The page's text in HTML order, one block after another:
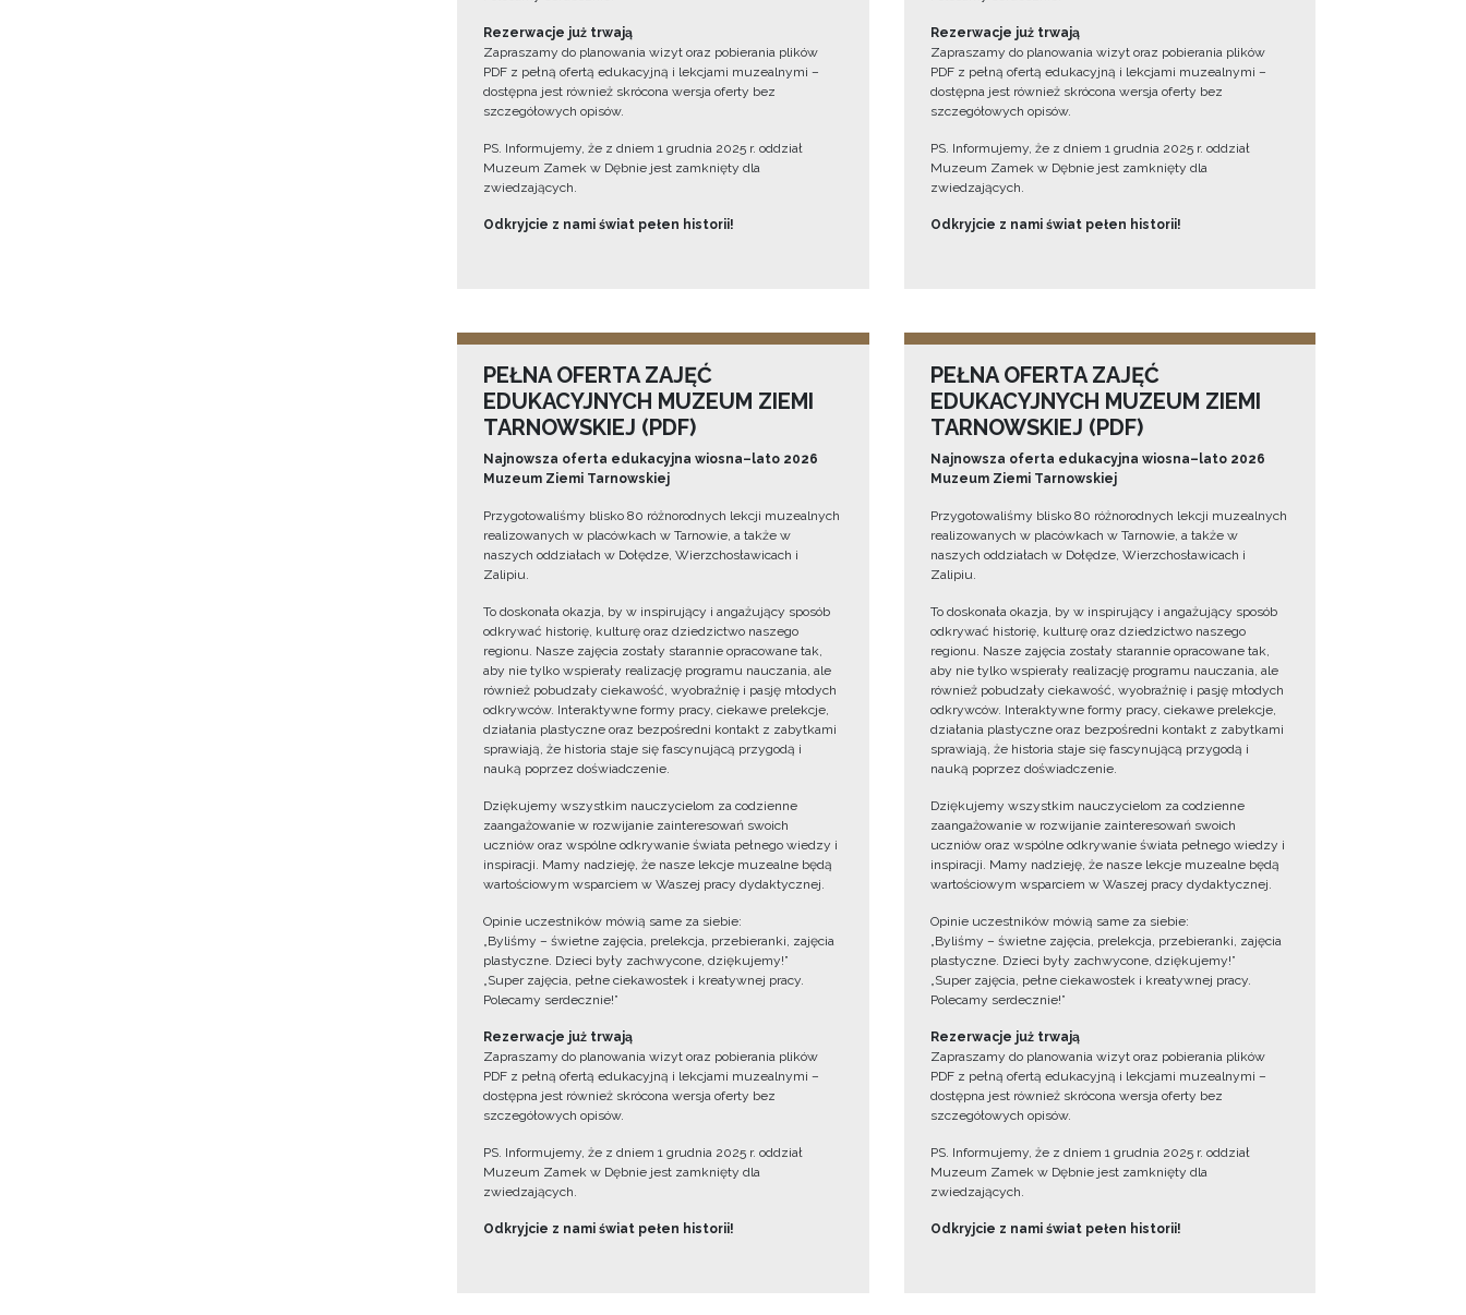
Rezerwacje już trwają
Zapraszamy do planowania wizyt oraz pobierania plików
PDF z pełną ofertą edukacyjną i lekcjami muzealnymi –
dostępna jest również skrócona wersja oferty bez
szczegółowych opisów.
PS. Informujemy, że z dniem 1 grudnia 2025 r. oddział
Muzeum Zamek w Dębnie jest zamknięty dla
zwiedzających.
Odkryjcie z nami świat pełen historii!
Rezerwacje już trwają
Zapraszamy do planowania wizyt oraz pobierania plików
PDF z pełną ofertą edukacyjną i lekcjami muzealnymi –
dostępna jest również skrócona wersja oferty bez
szczegółowych opisów.
PS. Informujemy, że z dniem 1 grudnia 2025 r. oddział
Muzeum Zamek w Dębnie jest zamknięty dla
zwiedzających.
Odkryjcie z nami świat pełen historii!
PEŁNA OFERTA ZAJĘĆ
EDUKACYJNYCH MUZEUM ZIEMI
TARNOWSKIEJ (PDF)
Najnowsza oferta edukacyjna wiosna–lato 2026
Muzeum Ziemi Tarnowskiej
Przygotowaliśmy blisko 80 różnorodnych lekcji muzealnych
realizowanych w placówkach w Tarnowie, a także w
naszych oddziałach w Dołędze, Wierzchosławicach i
Zalipiu.
To doskonała okazja, by w inspirujący i angażujący sposób
odkrywać historię, kulturę oraz dziedzictwo naszego
regionu. Nasze zajęcia zostały starannie opracowane tak,
aby nie tylko wspierały realizację programu nauczania, ale
również pobudzały ciekawość, wyobraźnię i pasję młodych
odkrywców. Interaktywne formy pracy, ciekawe prelekcje,
działania plastyczne oraz bezpośredni kontakt z zabytkami
sprawiają, że historia staje się fascynującą przygodą i
nauką poprzez doświadczenie.
Dziękujemy wszystkim nauczycielom za codzienne
zaangażowanie w rozwijanie zainteresowań swoich
uczniów oraz wspólne odkrywanie świata pełnego wiedzy i
inspiracji. Mamy nadzieję, że nasze lekcje muzealne będą
wartościowym wsparciem w Waszej pracy dydaktycznej.
Opinie uczestników mówią same za siebie:
„Byliśmy – świetne zajęcia, prelekcja, przebieranki, zajęcia
plastyczne. Dzieci były zachwycone, dziękujemy!”
„Super zajęcia, pełne ciekawostek i kreatywnej pracy.
Polecamy serdecznie!”
Rezerwacje już trwają
Zapraszamy do planowania wizyt oraz pobierania plików
PDF z pełną ofertą edukacyjną i lekcjami muzealnymi –
dostępna jest również skrócona wersja oferty bez
szczegółowych opisów.
PS. Informujemy, że z dniem 1 grudnia 2025 r. oddział
Muzeum Zamek w Dębnie jest zamknięty dla
zwiedzających.
Odkryjcie z nami świat pełen historii!
PEŁNA OFERTA ZAJĘĆ
EDUKACYJNYCH MUZEUM ZIEMI
TARNOWSKIEJ (PDF)
Najnowsza oferta edukacyjna wiosna–lato 2026
Muzeum Ziemi Tarnowskiej
Przygotowaliśmy blisko 80 różnorodnych lekcji muzealnych
realizowanych w placówkach w Tarnowie, a także w
naszych oddziałach w Dołędze, Wierzchosławicach i
Zalipiu.
To doskonała okazja, by w inspirujący i angażujący sposób
odkrywać historię, kulturę oraz dziedzictwo naszego
regionu. Nasze zajęcia zostały starannie opracowane tak,
aby nie tylko wspierały realizację programu nauczania, ale
również pobudzały ciekawość, wyobraźnię i pasję młodych
odkrywców. Interaktywne formy pracy, ciekawe prelekcje,
działania plastyczne oraz bezpośredni kontakt z zabytkami
sprawiają, że historia staje się fascynującą przygodą i
nauką poprzez doświadczenie.
Dziękujemy wszystkim nauczycielom za codzienne
zaangażowanie w rozwijanie zainteresowań swoich
uczniów oraz wspólne odkrywanie świata pełnego wiedzy i
inspiracji. Mamy nadzieję, że nasze lekcje muzealne będą
wartościowym wsparciem w Waszej pracy dydaktycznej.
Opinie uczestników mówią same za siebie:
„Byliśmy – świetne zajęcia, prelekcja, przebieranki, zajęcia
plastyczne. Dzieci były zachwycone, dziękujemy!”
„Super zajęcia, pełne ciekawostek i kreatywnej pracy.
Polecamy serdecznie!”
Rezerwacje już trwają
Zapraszamy do planowania wizyt oraz pobierania plików
PDF z pełną ofertą edukacyjną i lekcjami muzealnymi –
dostępna jest również skrócona wersja oferty bez
szczegółowych opisów.
PS. Informujemy, że z dniem 1 grudnia 2025 r. oddział
Muzeum Zamek w Dębnie jest zamknięty dla
zwiedzających.
Odkryjcie z nami świat pełen historii!